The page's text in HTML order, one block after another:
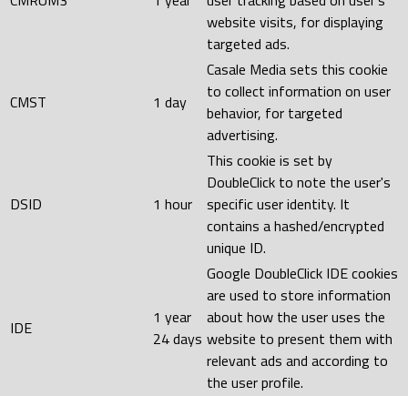
website visits, for displaying
targeted ads.
CMST 1 day
Casale Media sets this cookie
to collect information on user
behavior, for targeted
advertising.
DSID 1 hour
This cookie is set by
DoubleClick to note the user's
specific user identity. It
contains a hashed/encrypted
unique ID.
IDE
1 year
24 days
Google DoubleClick IDE cookies
are used to store information
about how the user uses the
website to present them with
relevant ads and according to
the user profile.